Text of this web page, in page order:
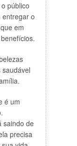
público
entregar o
em
é um
saindo de
precisa